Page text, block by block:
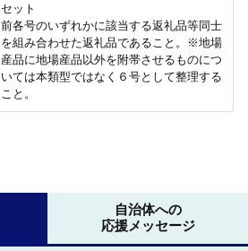
セット
前各号のいずれかに該当する返礼品等同士
を組み合わせた返礼品であること。※地場
産品に地場産品以外を附帯させるものにつ
いては本類型ではなく６号として整理する
こと。
自治体への
応援メッセージ